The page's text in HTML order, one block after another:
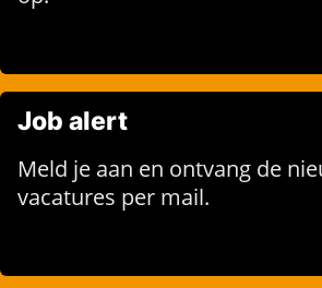
Job alert
Meld je aan en ontvang de
vacatures per mail.